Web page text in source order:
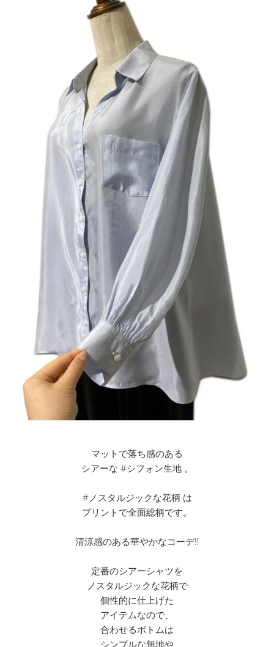
マットで落ち感のある
シアーな #シフォン生地 。
#ノスタルジックな花柄 は
プリントで全面総柄です。
清涼感のある華やかなコーデ‼︎
定番のシアーシャツを
ノスタルジックな花柄で
個性的に仕上げた
アイテムなので、
合わせるボトムは
シンプルな無地や